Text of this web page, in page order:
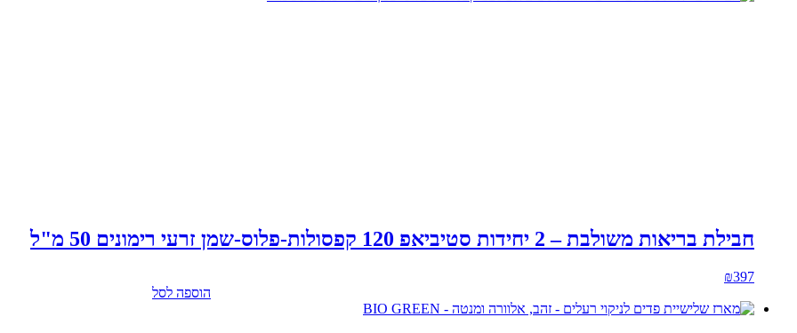
חבילת בריאות משולבת – 2 יחידות סטיביאפ 120 קפסולות-פלוס-שמן זרעי רימונים 50 מ"ל
₪397
הוספה לסל